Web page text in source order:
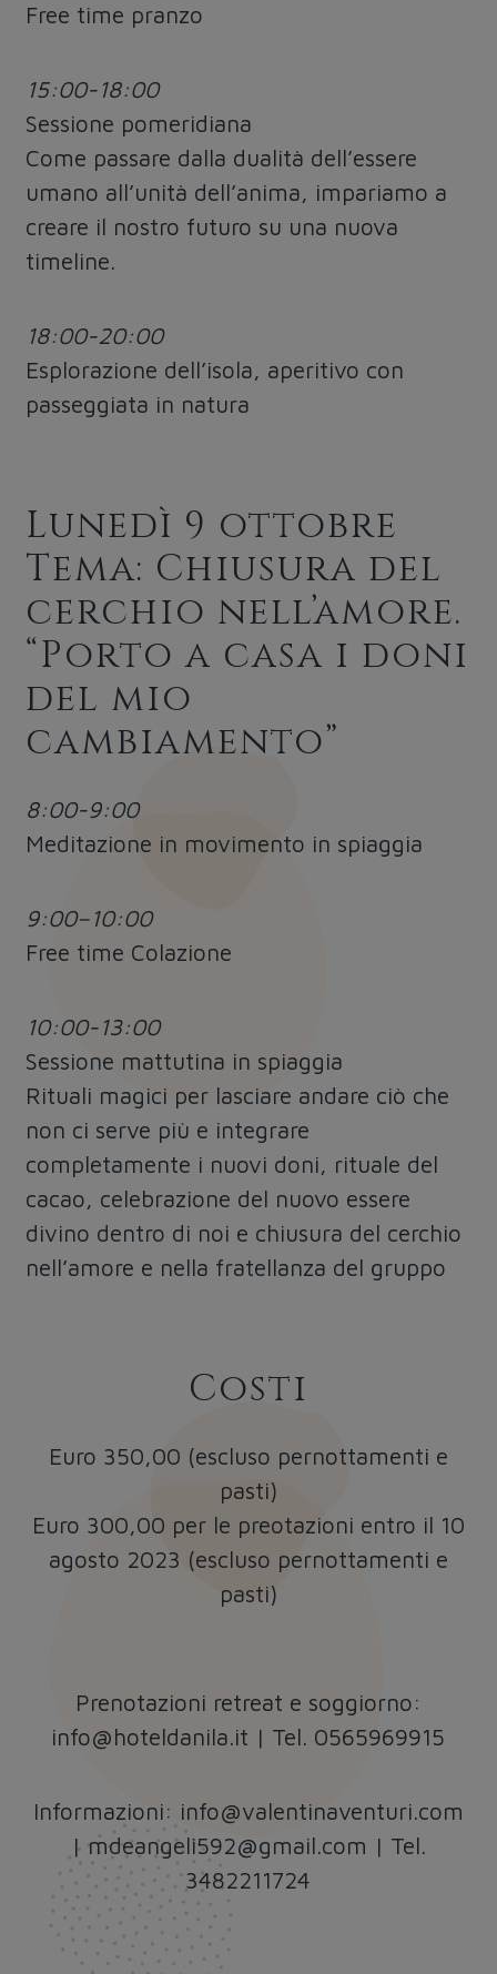
Free time pranzo
15:00-18:00
Sessione pomeridiana
Come passare dalla dualità dell’essere
umano all’unità dell’anima, impariamo a
creare il nostro futuro su una nuova
timeline.
18:00-20:00
Esplorazione dell’isola, aperitivo con
passeggiata in natura
Lunedì 9 ottobre
Tema: Chiusura del
cerchio nell’amore.
“Porto a casa i doni
del mio
cambiamento”
8:00-9:00
Meditazione in movimento in spiaggia
9:00–10:00
Free time Colazione
10:00-13:00
Sessione mattutina in spiaggia
Rituali magici per lasciare andare ciò che
non ci serve più e integrare
completamente i nuovi doni, rituale del
cacao, celebrazione del nuovo essere
divino dentro di noi e chiusura del cerchio
nell’amore e nella fratellanza del gruppo
Costi
Euro 350,00 (escluso pernottamenti e
pasti)
Euro 300,00 per le preotazioni entro il 10
agosto 2023 (escluso pernottamenti e
pasti)
Prenotazioni retreat e soggiorno:
info@hoteldanila.it | Tel. 0565969915
Informazioni: info@valentinaventuri.com
| mdeangeli592@gmail.com | Tel.
3482211724